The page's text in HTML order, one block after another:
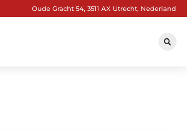
Oude Gracht 54, 3511 AX Utrecht, Nederland